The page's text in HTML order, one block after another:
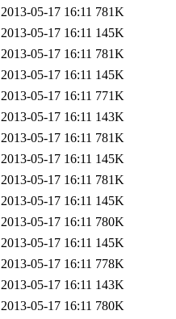
2013-05-17 16:11 781K
2013-05-17 16:11 145K
2013-05-17 16:11 781K
2013-05-17 16:11 145K
2013-05-17 16:11 771K
2013-05-17 16:11 143K
2013-05-17 16:11 781K
2013-05-17 16:11 145K
2013-05-17 16:11 781K
2013-05-17 16:11 145K
2013-05-17 16:11 780K
2013-05-17 16:11 145K
2013-05-17 16:11 778K
2013-05-17 16:11 143K
2013-05-17 16:11 780K